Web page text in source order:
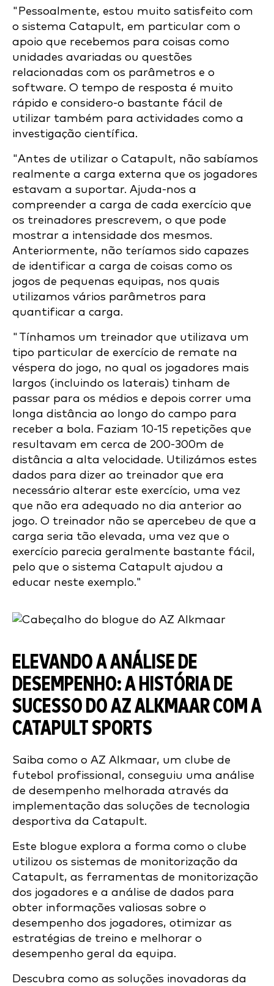
"Pessoalmente, estou muito satisfeito com
o sistema Catapult, em particular com o
apoio que recebemos para coisas como
unidades avariadas ou questões
relacionadas com os parâmetros e o
software. O tempo de resposta é muito
rápido e considero-o bastante fácil de
utilizar também para actividades como a
investigação científica.
"Antes de utilizar o Catapult, não sabíamos
realmente a carga externa que os jogadores
estavam a suportar. Ajuda-nos a
compreender a carga de cada exercício que
os treinadores prescrevem, o que pode
mostrar a intensidade dos mesmos.
Anteriormente, não teríamos sido capazes
de identificar a carga de coisas como os
jogos de pequenas equipas, nos quais
utilizamos vários parâmetros para
quantificar a carga.
"Tínhamos um treinador que utilizava um
tipo particular de exercício de remate na
véspera do jogo, no qual os jogadores mais
largos (incluindo os laterais) tinham de
passar para os médios e depois correr uma
longa distância ao longo do campo para
receber a bola. Faziam 10-15 repetições que
resultavam em cerca de 200-300m de
distância a alta velocidade. Utilizámos estes
dados para dizer ao treinador que era
necessário alterar este exercício, uma vez
que não era adequado no dia anterior ao
jogo. O treinador não se apercebeu de que a
carga seria tão elevada, uma vez que o
exercício parecia geralmente bastante fácil,
pelo que o sistema Catapult ajudou a
educar neste exemplo."
ELEVANDO A ANÁLISE DE
DESEMPENHO: A HISTÓRIA DE
SUCESSO DO AZ ALKMAAR COM A
CATAPULT SPORTS
Saiba como o AZ Alkmaar, um clube de
futebol profissional, conseguiu uma análise
de desempenho melhorada através da
implementação das soluções de tecnologia
desportiva da Catapult.
Este blogue explora a forma como o clube
utilizou os sistemas de monitorização da
Catapult, as ferramentas de monitorização
dos jogadores e a análise de dados para
obter informações valiosas sobre o
desempenho dos jogadores, otimizar as
estratégias de treino e melhorar o
desempenho geral da equipa.
Descubra como as soluções inovadoras da